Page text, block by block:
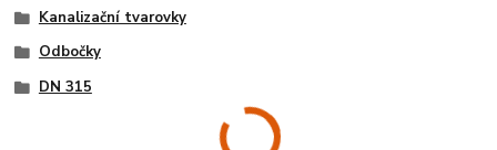
Kanalizační tvarovky
Odbočky
DN 315